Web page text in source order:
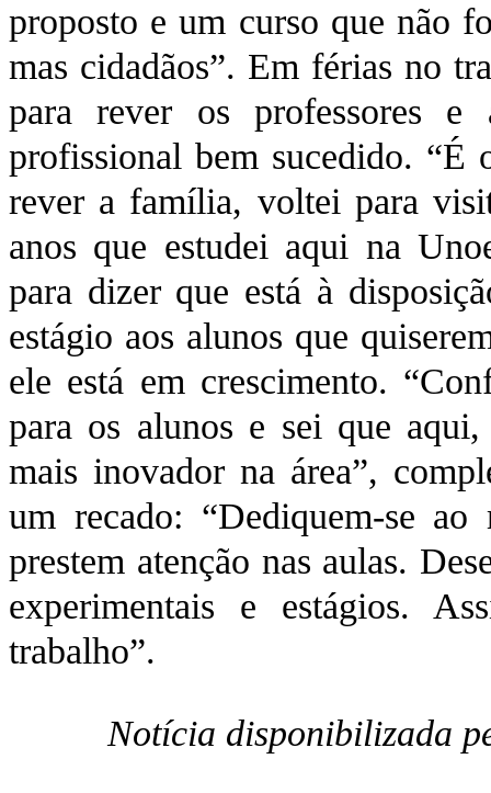
proposto e um curso que não
mas cidadãos”. Em férias no
para rever os professores
profissional bem sucedido.
rever a família, voltei para
anos que estudei aqui na
para dizer que está à
estágio aos alunos que
ele está em crescimento.
para os alunos e sei que
mais inovador na área”,
um recado: “Dediquem-se
prestem atenção nas aulas.
experimentais e estágios.
trabalho”.
Notícia disponibilizada